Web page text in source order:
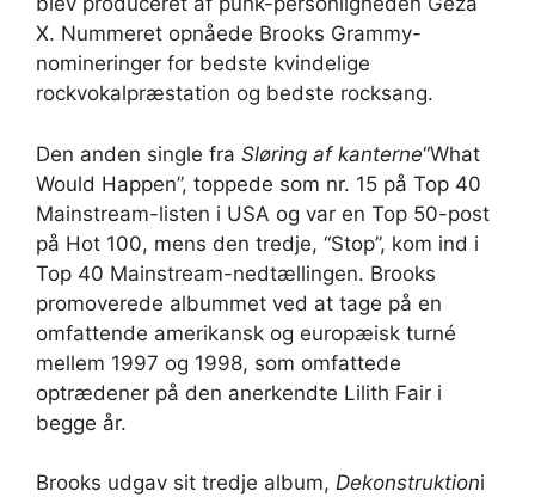
X. Nummeret opnåede Brooks Grammy-
nomineringer for bedste kvindelige
rockvokalpræstation og bedste rocksang.
Den anden single fra Sløring af kanterne“What
Would Happen”, toppede som nr. 15 på Top 40
Mainstream-listen i USA og var en Top 50-post
på Hot 100, mens den tredje, “Stop”, kom ind i
Top 40 Mainstream-nedtællingen. Brooks
promoverede albummet ved at tage på en
omfattende amerikansk og europæisk turné
mellem 1997 og 1998, som omfattede
optrædener på den anerkendte Lilith Fair i
begge år.
Brooks udgav sit tredje album, Dekonstruktioni